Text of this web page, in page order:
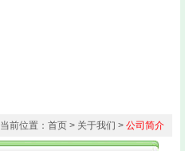
当前位置： 首页 > 关于我们 > 公司简介